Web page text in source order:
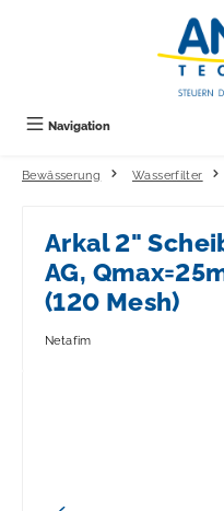
Navigation
Bewässerung Wasserfilter
Arkal 2"
AG,
(120 Mesh)
Netafim